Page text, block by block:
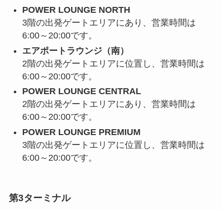
POWER LOUNGE NORTH
3階の出発ゲートエリアにあり、営業時間は
6:00～20:00です。
エアポートラウンジ（南）
2階の出発ゲートエリアに位置し、営業時間は
6:00～20:00です。
POWER LOUNGE CENTRAL
2階の出発ゲートエリアにあり、営業時間は
6:00～20:00です。
POWER LOUNGE PREMIUM
3階の出発ゲートエリアに位置し、営業時間は
6:00～20:00です。
第3ターミナル